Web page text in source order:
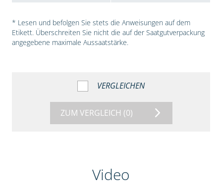
* Lesen und befolgen Sie stets die Anweisungen auf dem
Etikett. Überschreiten Sie nicht die auf der Saatgutverpackung
angegebene maximale Aussaatstärke.
VERGLEICHEN
ZUM VERGLEICH (0)
Video